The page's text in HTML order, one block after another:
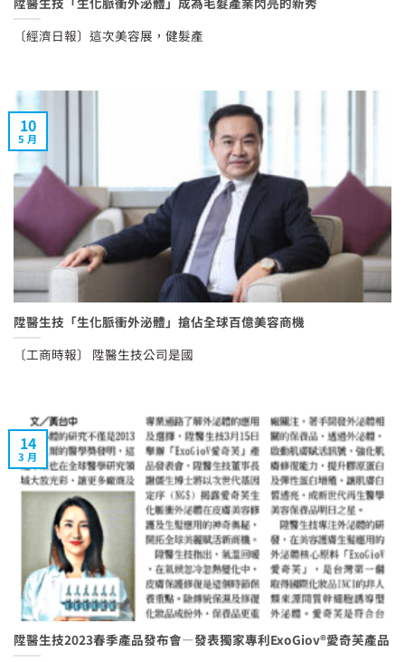
〔經濟日報〕這次美容展，健髮產
陞醫生技「生化脈衝外泌體」搶佔全球百億美容商機
〔工商時報〕 陞醫生技公司是國
10
5 月
陞醫生技2023春季產品發布會—發表獨家專利ExoGiov®愛奇芙產品
14
3 月